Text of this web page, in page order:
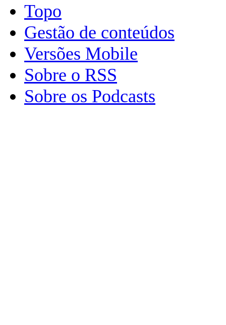
Topo
Gestão de conteúdos
Versões Mobile
Sobre o RSS
Sobre os Podcasts